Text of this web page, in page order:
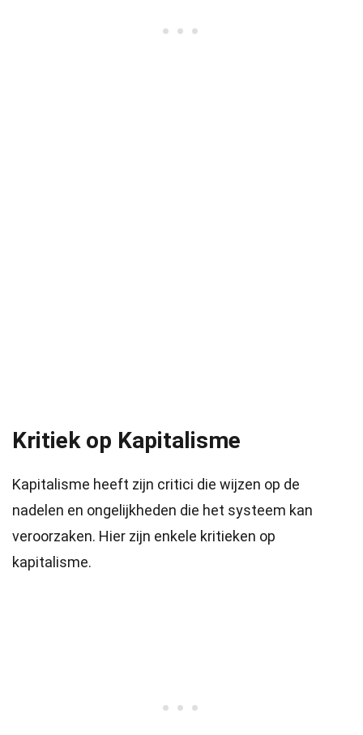
Kritiek op Kapitalisme
Kapitalisme heeft zijn critici die wijzen op de
nadelen en ongelijkheden die het systeem kan
veroorzaken. Hier zijn enkele kritieken op
kapitalisme.